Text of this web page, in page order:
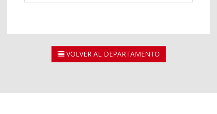
VOLVER AL DEPARTAMENTO